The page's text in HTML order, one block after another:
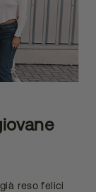
reso felici